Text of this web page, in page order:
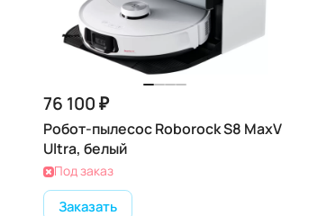
76 100 ₽
Робот-пылесос Roborock S8 MaxV
Ultra, белый
Под заказ
Заказать